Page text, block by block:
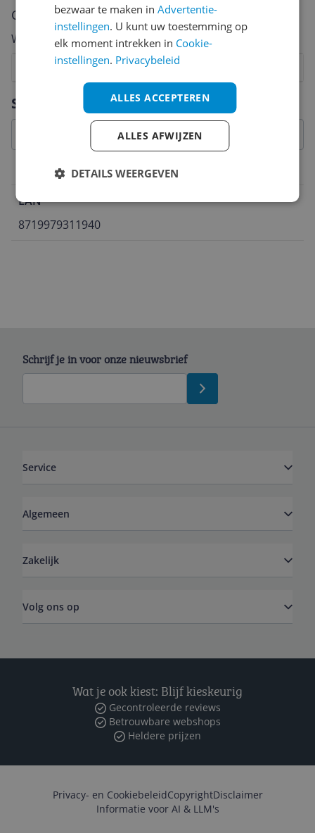
Specificaties
Belangrijkste kenmerken
EAN
8719979311940
Cijfer
Welk cijfer geef jij dit product?
6
5
4
3
2
Vraag 1 van 4
Schrijf je in voor onze nieuwsbrief
Service
Algemeen
Zakelijk
Volg ons op
Wat je ook kiest: Blijf kieskeurig
Gecontroleerde reviews
Betrouwbare webshops
Heldere prijzen
Privacy- en CookiebeleidCopyrightDisclaimer
Informatie voor AI & LLM's
bezwaar te maken inAdvertentie-
instellingen. U kunt uw toestemming op
elk moment intrekken in Cookie-
instellingen. Privacybeleid
ALLES ACCEPTEREN
ALLES AFWIJZEN
DETAILS WEERGEVEN